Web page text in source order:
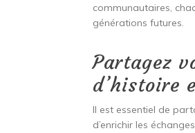
communautaires,
générations futures.
Partagez
d’histoire
Il est essentiel de
d’enrichir les